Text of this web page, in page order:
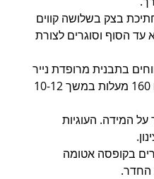
בצק בשלושה קווים
עד הסוף וסוגרים לצורת
בתבנית מרופדת נייר
על המידה. העוגיות
בקופסה אטומה
החדר.